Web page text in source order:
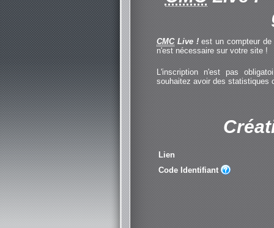
CMCLive !est un compteur de
n'est nécessaire sur votre site !
L'inscription n'est pas
souhaitez avoir des statistiques
Lien
Code Identifiant